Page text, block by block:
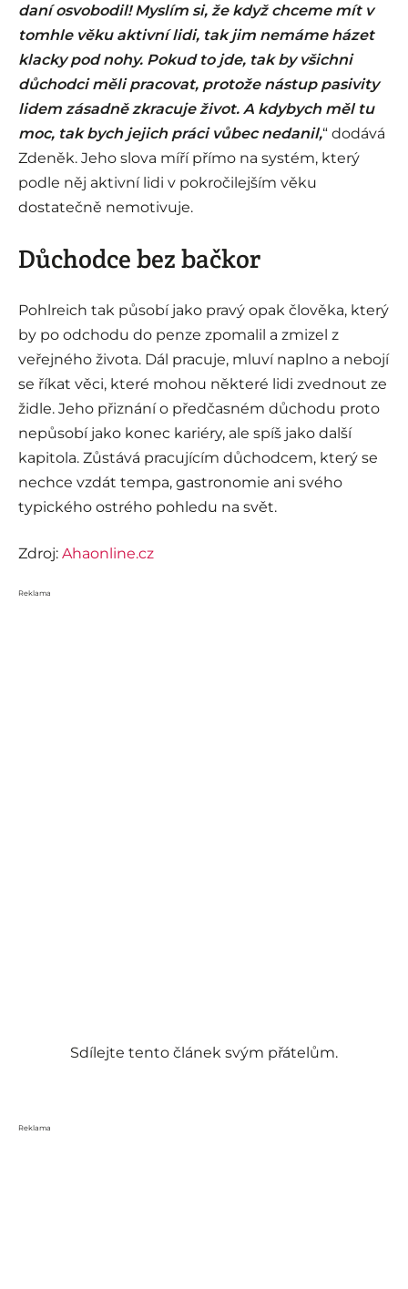
daní osvobodil! Myslím si, že když chceme mít v
tomhle věku aktivní lidi, tak jim nemáme házet
klacky pod nohy. Pokud to jde, tak by všichni
důchodci měli pracovat, protože nástup pasivity
lidem zásadně zkracuje život. A kdybych měl tu
moc, tak bych jejich práci vůbec nedanil,“ dodává
Zdeněk. Jeho slova míří přímo na systém, který
podle něj aktivní lidi v pokročilejším věku
dostatečně nemotivuje.
Důchodce bez bačkor
Pohlreich tak působí jako pravý opak člověka, který
by po odchodu do penze zpomalil a zmizel z
veřejného života. Dál pracuje, mluví naplno a nebojí
se říkat věci, které mohou některé lidi zvednout ze
židle. Jeho přiznání o předčasném důchodu proto
nepůsobí jako konec kariéry, ale spíš jako další
kapitola. Zůstává pracujícím důchodcem, který se
nechce vzdát tempa, gastronomie ani svého
typického ostrého pohledu na svět.
Zdroj: Ahaonline.cz
Reklama
Sdílejte tento článek svým přátelům.
Reklama